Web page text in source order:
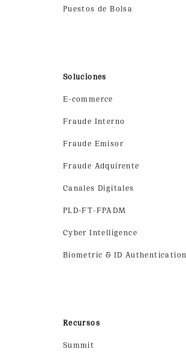
Puestos de Bolsa
Soluciones
E-commerce
Fraude Interno
Fraude Emisor
Fraude Adquirente
Canales Digitales
PLD-FT-FPADM
Cyber Intelligence
Biometric & ID Authentication
Recursos
Summit